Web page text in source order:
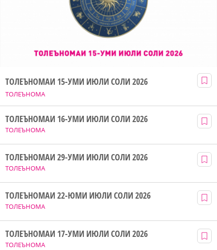
ТОЛЕЪНОМА
ТОЛЕЪНОМАИ 15-УМИ ИЮЛИ СОЛИ 2026
ТОЛЕЪНОМА
ТОЛЕЪНОМАИ 16-УМИ ИЮЛИ СОЛИ 2026
ТОЛЕЪНОМА
ТОЛЕЪНОМАИ 29-УМИ ИЮЛИ СОЛИ 2026
ТОЛЕЪНОМА
ТОЛЕЪНОМАИ 22-ЮМИ ИЮЛИ СОЛИ 2026
ТОЛЕЪНОМА
ТОЛЕЪНОМАИ 17-УМИ ИЮЛИ СОЛИ 2026